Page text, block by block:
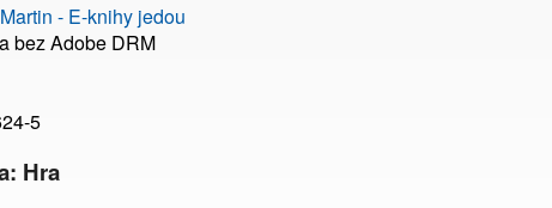
- E-knihy jedou
bez Adobe DRM
5
Hra